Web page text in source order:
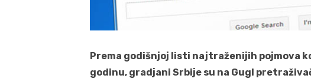
Prema godišnjoj listi najtraženijih pojmova
godinu, gradjani Srbije su na Gugl